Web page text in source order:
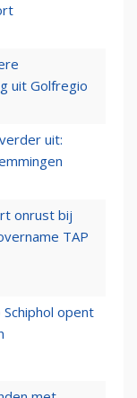
uit Golfregio
uit:
onrust bij
TAP
opent